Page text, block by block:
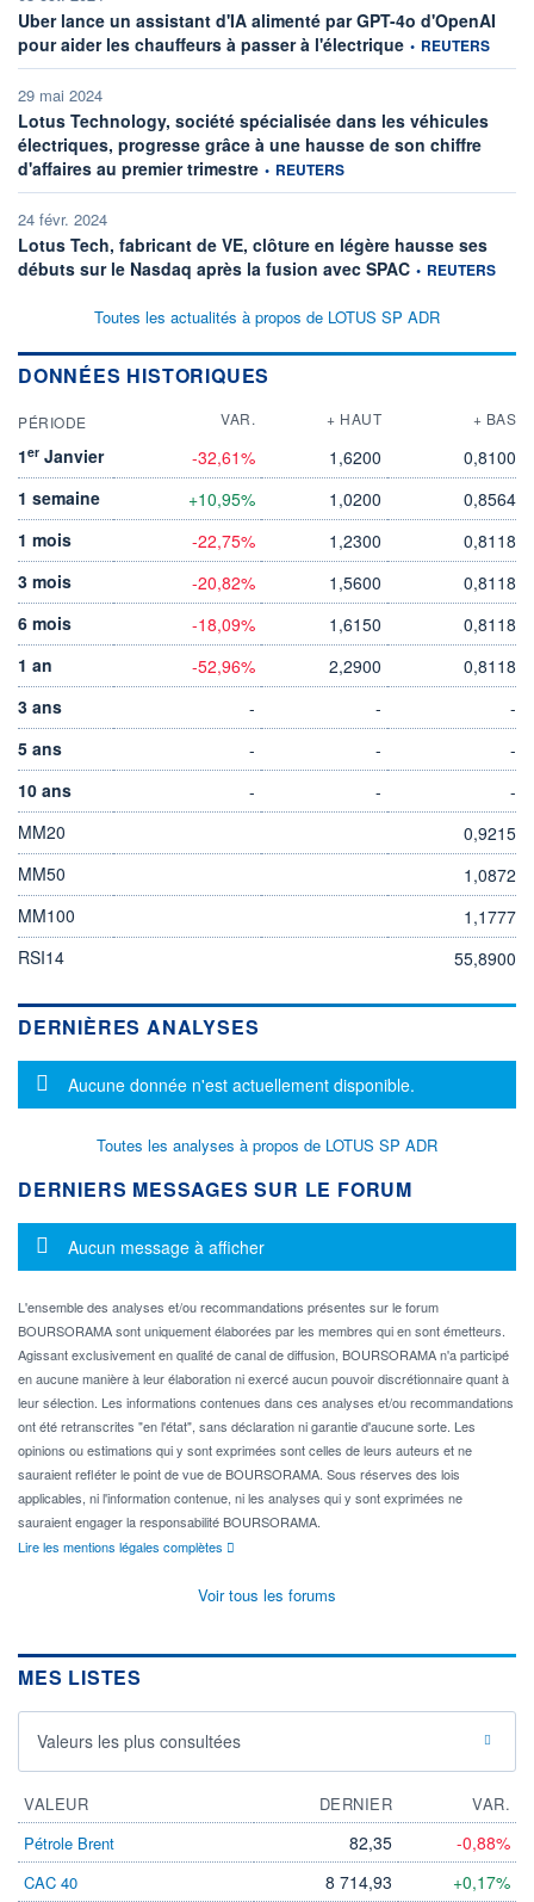
Uber lance un assistant d'IA alimenté par GPT-4o d'OpenAI
pour aider les chauffeurs à passer à l'électrique information fournie
• REUTERS
29 mai 2024
Lotus Technology, société spécialisée dans les véhicules
électriques, progresse grâce à une hausse de son chiffre
d'affaires au premier trimestre information fournie par
• REUTERS
24 févr. 2024
Lotus Tech, fabricant de VE, clôture en légère hausse ses
débuts sur le Nasdaq après la fusion avec SPACinformation fournie
• REUTERS
Toutes les actualités à propos de LOTUS SP ADR
DONNÉES HISTORIQUES
PÉRIODE VAR. + HAUT + BAS
1er Janvier -32,61% 1,6200
0,8100
1 semaine
+10,95% 1,0200
0,8564
1 mois
-22,75% 1,2300
0,8118
3 mois
-20,82% 1,5600
0,8118
6 mois
-18,09% 1,6150
0,8118
1 an
-52,96% 2,2900
0,8118
3 ans
- -
-
5 ans
- -
-
10 ans
- -
-
MM20
0,9215
MM50
1,0872
MM100
1,1777
RSI14
55,8900
DERNIÈRES ANALYSES
Message d'information
Aucune donnée n'est actuellement disponible.
Toutes les analyses à propos de LOTUS SP ADR
DERNIERS MESSAGES SUR LE FORUM
Message d'information
Aucun message à afficher
L'ensemble des analyses et/ou recommandations présentes sur le forum
BOURSORAMA sont uniquement élaborées par les membres qui en sont émetteurs.
Agissant exclusivement en qualité de canal de diffusion, BOURSORAMA n'a participé
en aucune manière à leur élaboration ni exercé aucun pouvoir discrétionnaire quant à
leur sélection. Les informations contenues dans ces analyses et/ou recommandations
ont été retranscrites "en l'état", sans déclaration ni garantie d'aucune sorte. Les
opinions ou estimations qui y sont exprimées sont celles de leurs auteurs et ne
sauraient refléter le point de vue de BOURSORAMA. Sous réserves des lois
applicables, ni l'information contenue, ni les analyses qui y sont exprimées ne
sauraient engager la responsabilité BOURSORAMA.
Lire les mentions légales complètes
Voir tous les forums
MES LISTES
Valeurs les plus consultées
VALEUR DERNIER
VAR.
Pétrole Brent
82,35 -0,88%
CAC 40 8 714,93 +0,17%